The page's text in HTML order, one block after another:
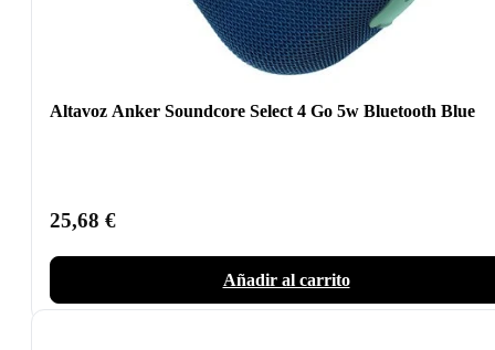
Altavoz Anker Soundcore Select 4 Go 5w Bluetooth Blue
25,68 €
Añadir al carrito